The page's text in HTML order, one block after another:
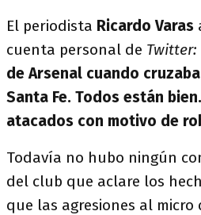
El periodista Ricardo Varas
cuenta personal de Twitter:
de Arsenal cuando
Santa Fe. Todos están
atacados con motivo de
Todavía no hubo ningún
del club que aclare los
que las agresiones al micro